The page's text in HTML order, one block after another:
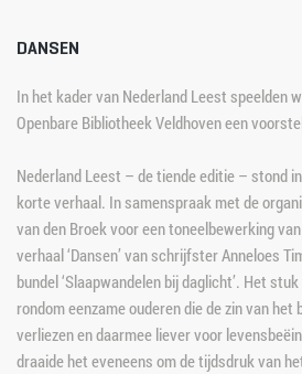
DANSEN
In het kader van Nederland Leest speelden
Openbare Bibliotheek Veldhoven een
Nederland Leest – de tiende editie – stond
korte verhaal. In samenspraak met de
van den Broek voor een toneelbewerking
verhaal ‘Dansen’ van schrijfster Anneloes
bundel ‘Slaapwandelen bij daglicht’. Het
rondom eenzame ouderen die de zin van het
verliezen en daarmee liever voor
draaide het eveneens om de tijdsdruk van